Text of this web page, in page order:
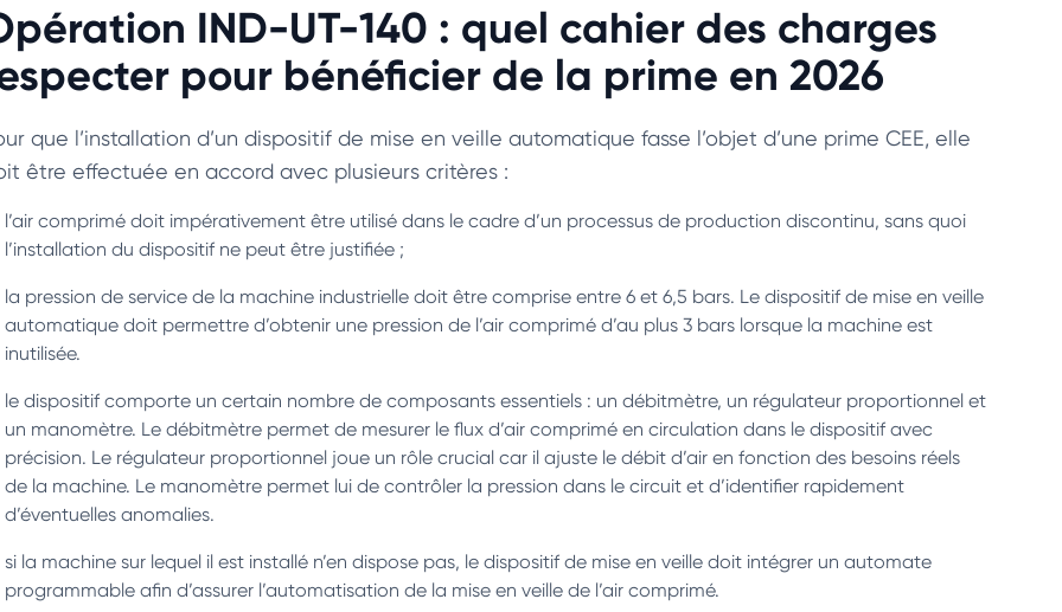
IND-UT-140 : quel cahier des charges
pour bénéficier de la prime en 2026
que l’installation d’un dispositif de mise en veille automatique fasse l’objet d’une prime CEE, elle
être effectuée en accord avec plusieurs critères :
l’air comprimé doit impérativement être utilisé dans le cadre d’un processus de production discontinu, sans quoi
l’installation du dispositif ne peut être justifiée ;
la pression de service de la machine industrielle doit être comprise entre 6 et 6,5 bars. Le dispositif de mise en veille
automatique doit permettre d’obtenir une pression de l’air comprimé d’au plus 3 bars lorsque la machine est
inutilisée.
le dispositif comporte un certain nombre de composants essentiels : un débitmètre, un régulateur proportionnel et
un manomètre. Le débitmètre permet de mesurer le flux d’air comprimé en circulation dans le dispositif avec
précision. Le régulateur proportionnel joue un rôle crucial car il ajuste le débit d’air en fonction des besoins réels
de la machine. Le manomètre permet lui de contrôler la pression dans le circuit et d’identifier rapidement
d’éventuelles anomalies.
si la machine sur lequel il est installé n’en dispose pas, le dispositif de mise en veille doit intégrer un automate
programmable afin d’assurer l’automatisation de la mise en veille de l’air comprimé.